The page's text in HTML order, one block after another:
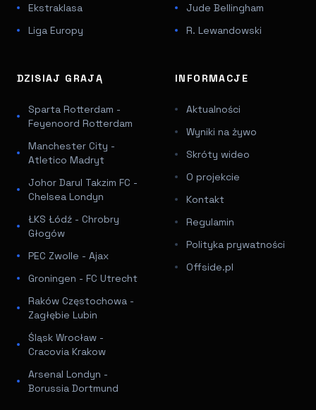
Ekstraklasa
Liga Europy
Jude Bellingham
R. Lewandowski
DZISIAJ GRAJĄ
Sparta Rotterdam -
Feyenoord Rotterdam
Manchester City -
Atletico Madryt
Johor Darul Takzim FC -
Chelsea Londyn
ŁKS Łódź - Chrobry
Głogów
PEC Zwolle - Ajax
Groningen - FC Utrecht
Raków Częstochowa -
Zagłębie Lubin
Śląsk Wrocław -
Cracovia Krakow
Arsenal Londyn -
Borussia Dortmund
INFORMACJE
Aktualności
Wyniki na żywo
Skróty wideo
O projekcie
Kontakt
Regulamin
Polityka prywatności
Offside.pl